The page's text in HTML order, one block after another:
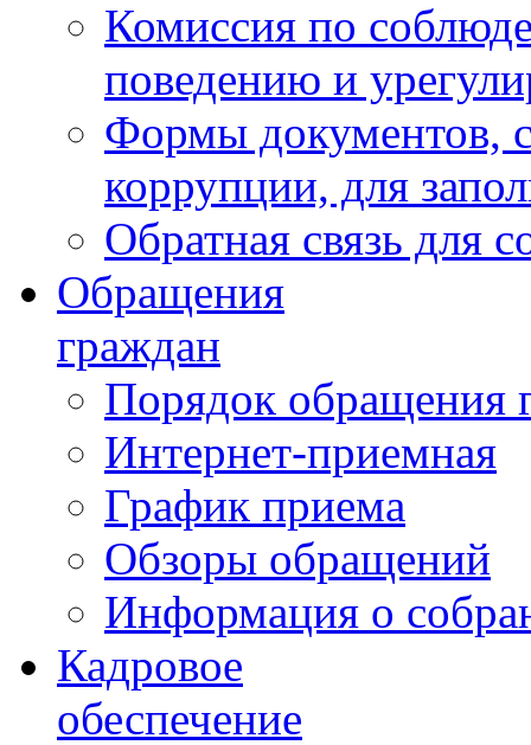
Комиссия по
поведению и
Формы документов,
коррупции, для
Обратная связь для
Обращения
граждан
Порядок обращения
Интернет-приемная
График приема
Обзоры обращений
Информация о
Кадровое
обеспечение